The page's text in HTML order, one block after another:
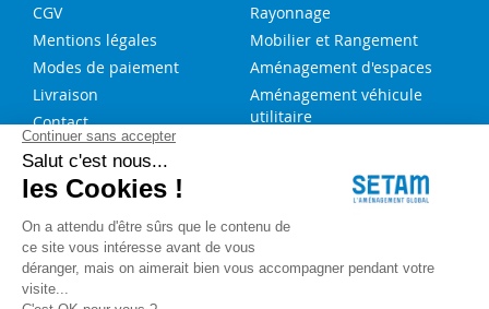
CGV
Mentions légales
Modes de paiement
Livraison
Contact
Rayonnage
Mobilier et Rangement
Aménagement d'espaces
Aménagement véhicule
utilitaire
NOS SERVICES
FAQ
Blog
Aide au choix rayonnage
Service de montage